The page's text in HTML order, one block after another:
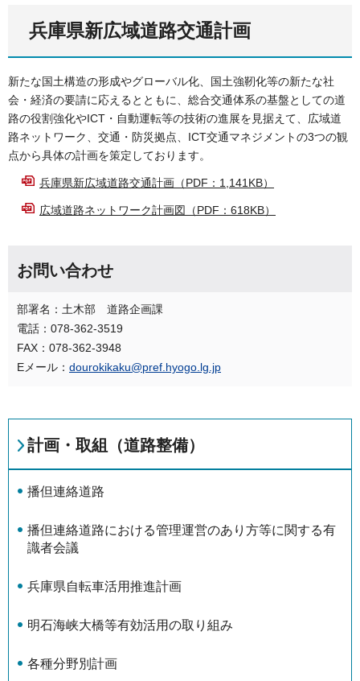
兵庫県新広域道路交通計画
新たな国土構造の形成やグローバル化、国土強靭化等の新たな社
会・経済の要請に応えるとともに、総合交通体系の基盤としての道
路の役割強化やICT・自動運転等の技術の進展を見据えて、広域道
路ネットワーク、交通・防災拠点、ICT交通マネジメントの3つの観
点から具体の計画を策定しております。
兵庫県新広域道路交通計画（PDF：1,141KB）
広域道路ネットワーク計画図（PDF：618KB）
お問い合わせ
部署名：土木部 道路企画課
電話：078-362-3519
FAX：078-362-3948
Eメール： dourokikaku@pref.hyogo.lg.jp
計画・取組（道路整備）
播但連絡道路
播但連絡道路における管理運営のあり方等に関する有
識者会議
兵庫県自転車活用推進計画
明石海峡大橋等有効活用の取り組み
各種分野別計画